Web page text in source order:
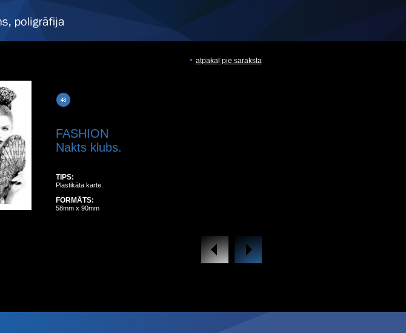
atpakaļ pie saraksta
FASHION
Nakts klubs.
TIPS:
Plastikāta karte.
FORMĀTS:
58mm x 90mm